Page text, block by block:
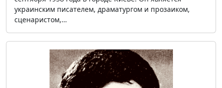
украинским писателем, драматургом и прозаиком,
сценаристом,…